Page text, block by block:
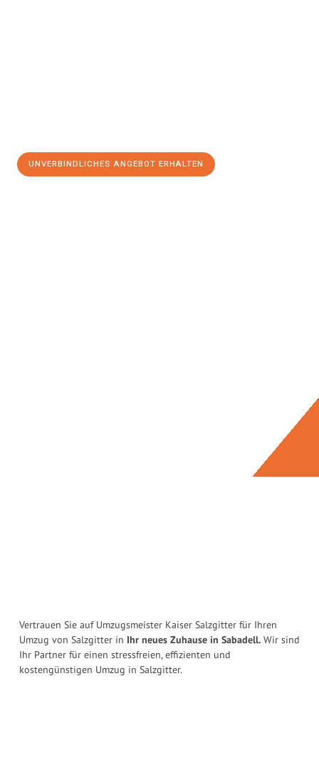
UNVERBINDLICHES ANGEBOT ERHALTEN
Vertrauen Sie auf Umzugsmeister Kaiser Salzgitter für Ihren
Umzug von Salzgitter in Ihr neues Zuhause in Sabadell. Wir sind
Ihr Partner für einen stressfreien, effizienten und
kostengünstigen Umzug in Salzgitter.